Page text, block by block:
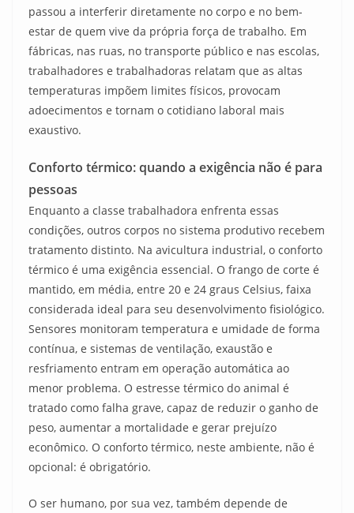
passou a interferir diretamente no corpo e no bem-
estar de quem vive da própria força de trabalho. Em
fábricas, nas ruas, no transporte público e nas escolas,
trabalhadores e trabalhadoras relatam que as altas
temperaturas impõem limites físicos, provocam
adoecimentos e tornam o cotidiano laboral mais
exaustivo.
Conforto térmico: quando a exigência não é para
pessoas
Enquanto a classe trabalhadora enfrenta essas
condições, outros corpos no sistema produtivo recebem
tratamento distinto. Na avicultura industrial, o conforto
térmico é uma exigência essencial. O frango de corte é
mantido, em média, entre 20 e 24 graus Celsius, faixa
considerada ideal para seu desenvolvimento fisiológico.
Sensores monitoram temperatura e umidade de forma
contínua, e sistemas de ventilação, exaustão e
resfriamento entram em operação automática ao
menor problema. O estresse térmico do animal é
tratado como falha grave, capaz de reduzir o ganho de
peso, aumentar a mortalidade e gerar prejuízo
econômico. O conforto térmico, neste ambiente, não é
opcional: é obrigatório.
O ser humano, por sua vez, também depende de